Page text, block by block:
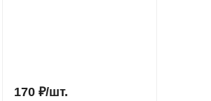
170 ₽/шт.